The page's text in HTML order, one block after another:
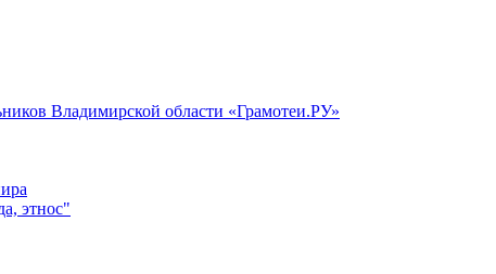
Владимирской области «Грамотеи.РУ»
этнос"